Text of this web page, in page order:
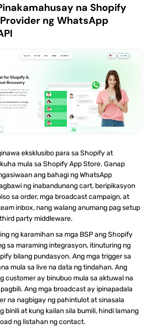
na Shopify
ng WhatsApp
eksklusibo para sa Shopify at
mula sa Shopify App Store. Ganap
ang bahagi ng WhatsApp
ng inabandunang cart, beripikasyon
sa order, mga broadcast campaign, at
inbox, nang walang anumang pag setup
party middleware.
ng karamihan sa mga BSP ang Shopify
sa maraming integrasyon, itinuturing ng
bilang pundasyon. Ang mga trigger sa
mula sa live na data ng tindahan. Ang
customer ay binubuo mula sa aktuwal na
Ang mga broadcast ay ipinapadala
na nagbigay ng pahintulot at sinasala
binili at kung kailan sila bumili, hindi lamang
ng listahan ng contact.